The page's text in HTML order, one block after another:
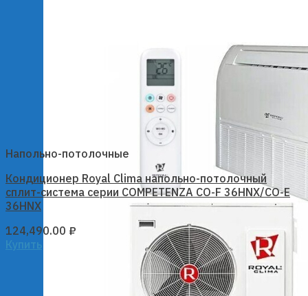
Напольно-потолочные
Кондиционер Royal Clima напольно-потолочный
сплит-система серии COMPETENZA CO-F 36HNX/CO-E
36HNX
124,490.00 ₽
Купить